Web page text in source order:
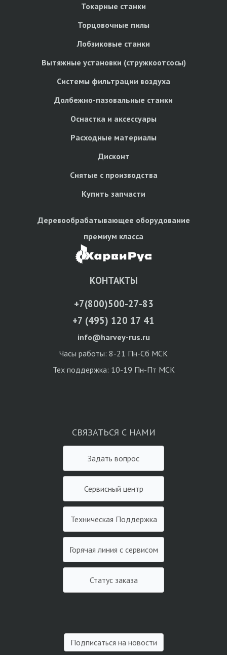
Токарные станки
Торцовочные пилы
Лобзиковые станки
Вытяжные установки (стружкоотсосы)
Системы фильтрации воздуха
Долбежно-пазовальные станки
Оснастка и аксессуары
Расходные материалы
Дисконт
Снятые с производства
Купить запчасти
Деревообрабатывающее оборудование
премиум класса
КОНТАКТЫ
+7(800)500-27-83
+7 (495) 120 17 41
info@harvey-rus.ru
Часы работы: 8-21 Пн-Сб МСК
Тех поддержка: 10-19 Пн-Пт МСК
СВЯЗАТЬСЯ С НАМИ
Задать вопрос
Сервисный центр
Техническая Поддержка
Горячая линия с сервисом
Статус заказа
Подписаться на новости